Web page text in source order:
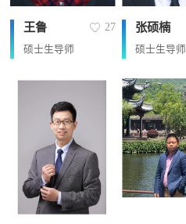
王鲁 27
硕士生导师
张硕楠
硕士生导师